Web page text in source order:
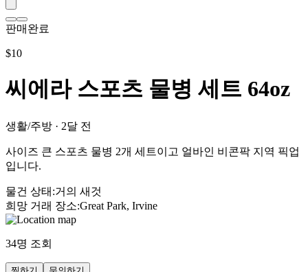
판매완료
$10
씨에라 스포츠 물병 세트 64oz
생활/주방 · 2달 전
사이즈 큰 스포츠 물병 2개 세트이고 얼바인 비콘팍 지역 픽업
입니다.
물건 상태 :거의 새것
희망 거래 장소:Great Park, Irvine
34명 조회